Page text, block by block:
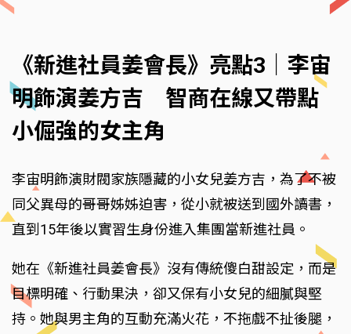
《新進社員姜會長》亮點3｜李宙
明飾演姜方吉 智商在線又帶點
小倔強的女主角
李宙明飾演財閥家族隱藏的小女兒姜方吉，為了不被
同父異母的哥哥姊姊迫害，從小就被送到國外讀書，
直到15年後以實習生身份進入集團當新進社員。
她在《新進社員姜會長》沒有傳統傻白甜設定，而是
目標明確、行動果決，卻又保有小女兒的細膩與堅
持。她與男主角的互動充滿火花，不拖戲不扯後腿，